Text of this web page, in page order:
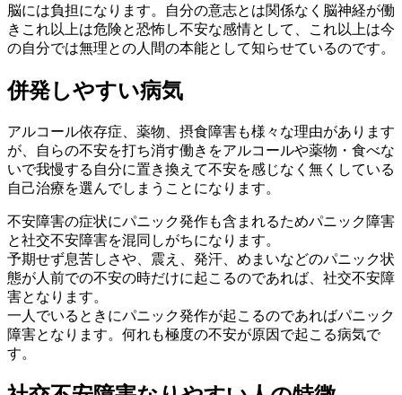
脳には負担になります。自分の意志とは関係なく脳神経が働
きこれ以上は危険と恐怖し不安な感情として、これ以上は今
の自分では無理との人間の本能として知らせているのです。
併発しやすい病気
アルコール依存症、薬物、摂食障害も様々な理由があります
が、自らの不安を打ち消す働きをアルコールや薬物・食べな
いで我慢する自分に置き換えて不安を感じなく無くしている
自己治療を選んでしまうことになります。
不安障害の症状にパニック発作も含まれるためパニック障害
と社交不安障害を混同しがちになります。
予期せず息苦しさや、震え、発汗、めまいなどのパニック状
態が人前での不安の時だけに起こるのであれば、社交不安障
害となります。
一人でいるときにパニック発作が起こるのであればパニック
障害となります。何れも極度の不安が原因で起こる病気で
す。